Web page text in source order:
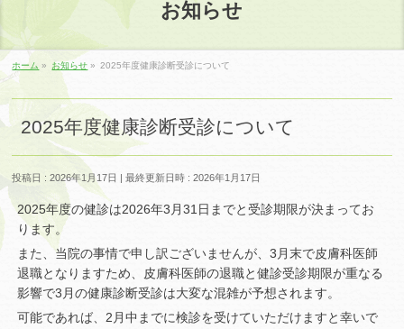
お知らせ
ホーム » お知らせ » 2025年度健康診断受診について
2025年度健康診断受診について
投稿日 : 2026年1月17日 最終更新日時 : 2026年1月17日
2025年度の健診は2026年3月31日までと受診期限が決まってお
ります。
また、当院の事情で申し訳ございませんが、3月末で皮膚科医師
退職となりますため、皮膚科医師の退職と健診受診期限が重なる
影響で3月の健康診断受診は大変な混雑が予想されます。
可能であれば、2月中までに検診を受けていただけますと幸いで